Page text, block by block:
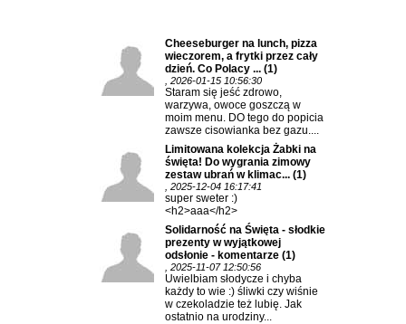
Cheeseburger na lunch, pizza
wieczorem, a frytki przez cały
dzień. Co Polacy ... (1)
, 2026-01-15 10:56:30
Staram się jeść zdrowo,
warzywa, owoce goszczą w
moim menu. DO tego do popicia
zawsze cisowianka bez gazu....
Limitowana kolekcja Żabki na
święta! Do wygrania zimowy
zestaw ubrań w klimac... (1)
, 2025-12-04 16:17:41
super sweter :)
<h2>aaa</h2>
Solidarność na Święta - słodkie
prezenty w wyjątkowej
odsłonie - komentarze (1)
, 2025-11-07 12:50:56
Uwielbiam słodycze i chyba
każdy to wie :) śliwki czy wiśnie
w czekoladzie też lubię. Jak
ostatnio na urodziny...